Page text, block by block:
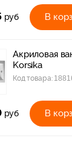
руб В
Акриловая
Korsika
Код товара:
руб В